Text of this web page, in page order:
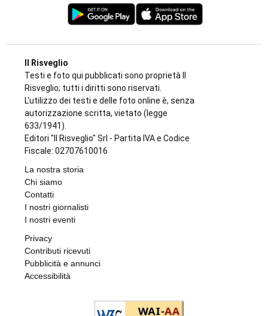
Il Risveglio
Testi e foto qui pubblicati sono proprietà Il
Risveglio; tutti i diritti sono riservati.
L'utilizzo dei testi e delle foto online è, senza
autorizzazione scritta, vietato (legge
633/1941).
Editori "Il Risveglio" Srl - Partita IVA e Codice
Fiscale: 02707610016
La nostra storia
Chi siamo
Contatti
I nostri giornalisti
I nostri eventi
Privacy
Contributi ricevuti
Pubblicità e annunci
Accessibilità